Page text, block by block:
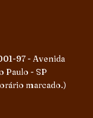
97 - Avenida
Paulo - SP
marcado.)